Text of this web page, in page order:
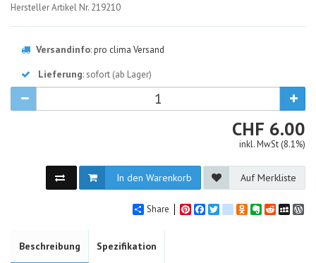
ALT
Hersteller Artikel Nr. 219210
Versandinfo:pro clima Versand
Lieferung: sofort (ab Lager)
CHF CHF
6.00
inkl. MwSt (8.1%)
In den Warenkorb Auf Merkliste
Share PinterestFacebook
Twittergoogle_bookmarks
Odnoklassniki
Evernote
Reddit
Beschreibung Spezifikation